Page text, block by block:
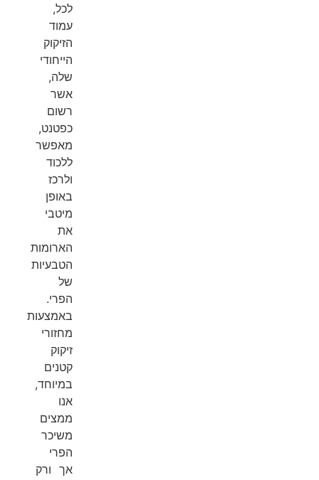
לכל,
עמוד
הזיקוק
הייחודי
שלה,
אשר
רשום
כפטנט,
מאפשר
ללכוד
ולרכז
באופן
מיטבי
את
הארומות
הטבעיות
של
הפרי.
באמצעות
מחזורי
זיקוק
קטנים
במיוחד,
אנו
ממצים
משיכר
הפרי
אך ורק